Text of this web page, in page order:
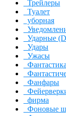
Трейлеры
Туалет
уборная
Ударные
Удары
Ужасы
Фантастика
Фанфары
фирма
Фоновые